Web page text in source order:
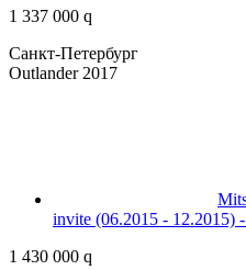
1 337 000 q
Санкт-Петербург
Outlander 2017
invite (06.2015 - 12.2015)
1 430 000 q